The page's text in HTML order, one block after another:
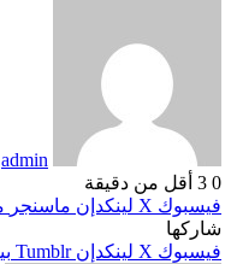
admin
0
أقل من دقيقة
فيسبوك ‫X لينكدإن ماسنجر
شاركها
فيسبوك ‫X لينكدإن